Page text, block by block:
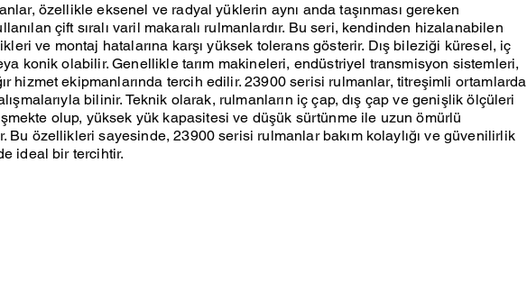
özellikle eksenel ve radyal yüklerin aynı anda taşınması gereken
çift sıralı varil makaralı rulmanlardır. Bu seri, kendinden hizalanabilen
ve montaj hatalarına karşı yüksek tolerans gösterir. Dış bileziği küresel, iç
konik olabilir. Genellikle tarım makineleri, endüstriyel transmisyon sistemleri,
hizmet ekipmanlarında tercih edilir. 23900 serisi rulmanlar, titreşimli ortamlarda
bilinir. Teknik olarak, rulmanların iç çap, dış çap ve genişlik ölçüleri
olup, yüksek yük kapasitesi ve düşük sürtünme ile uzun ömürlü
Bu özellikleri sayesinde, 23900 serisi rulmanlar bakım kolaylığı ve güvenilirlik
ideal bir tercihtir.